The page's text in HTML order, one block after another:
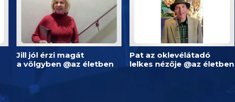
Jill jól érzi magát
a völgyben @az életben
Pat az oklevélátadó
lelkes nézője @az életben